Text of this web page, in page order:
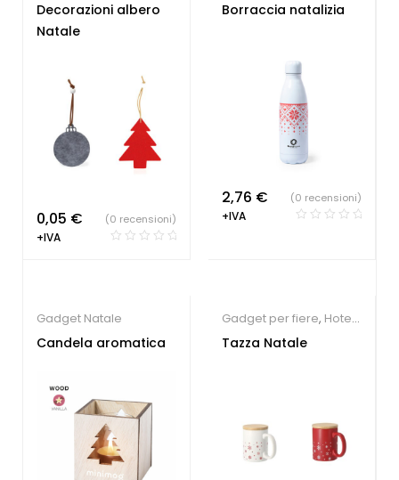
Decorazioni albero
Natale
0,05 €
+IVA
(0 recensioni)
Borraccia natalizia
2,76 €
+IVA
(0 recensioni)
Gadget Natale
Candela aromatica
Gadget per fiere, Hotel,
Gadget Natale
Tazza Natale